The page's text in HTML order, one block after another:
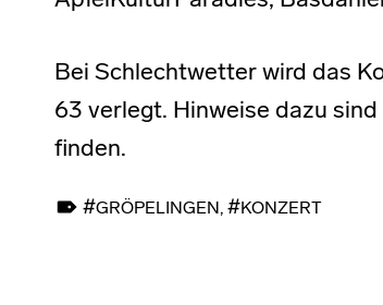
Bei Schlechtwetter wird das
63 verlegt. Hinweise dazu
finden.
GRÖPELINGEN, KONZERT